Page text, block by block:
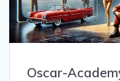
Oscar-